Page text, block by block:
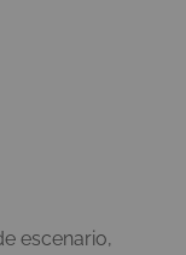
escenario,